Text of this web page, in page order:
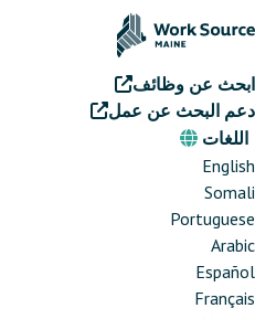
إلى
الرئيسي
ابحث عن وظائف
دعم البحث عن عمل
اللغات
اللغات
English
Somali
Portuguese
Arabic
Español
Français